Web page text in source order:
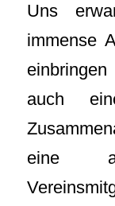
Uns
immense
auch
eine